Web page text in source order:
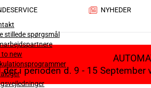
stillede spørgsmål
to new
NYHEDER
der i perioden d. 9 - 15